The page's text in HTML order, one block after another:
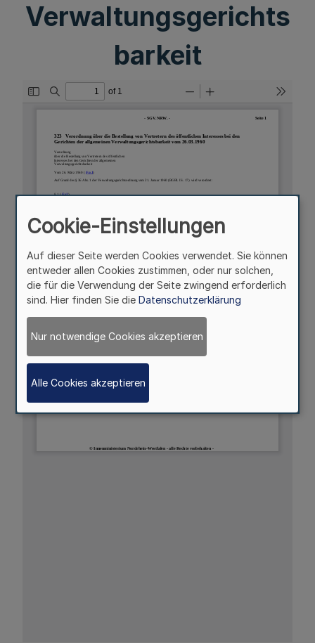
Verwaltungsgerichts
barkeit
Cookie-Einstellungen
Auf dieser Seite werden Cookies verwendet. Sie können
entweder allen Cookies zustimmen, oder nur solchen,
die für die Verwendung der Seite zwingend erforderlich
sind. Hier finden Sie die Datenschutzerklärung
Nur notwendige Cookies akzeptieren
Alle Cookies akzeptieren